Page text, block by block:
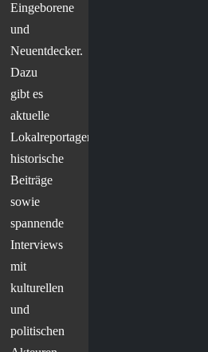
Eingeborene
und
Neuentdecker.
Dazu
gibt es
aktuelle
Lokalreportagen,
historische
Beiträge
sowie
spannende
Interviews
mit
kulturellen
und
politischen